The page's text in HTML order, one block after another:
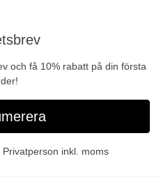
och få 10% rabatt på din första
Privatperson inkl. moms